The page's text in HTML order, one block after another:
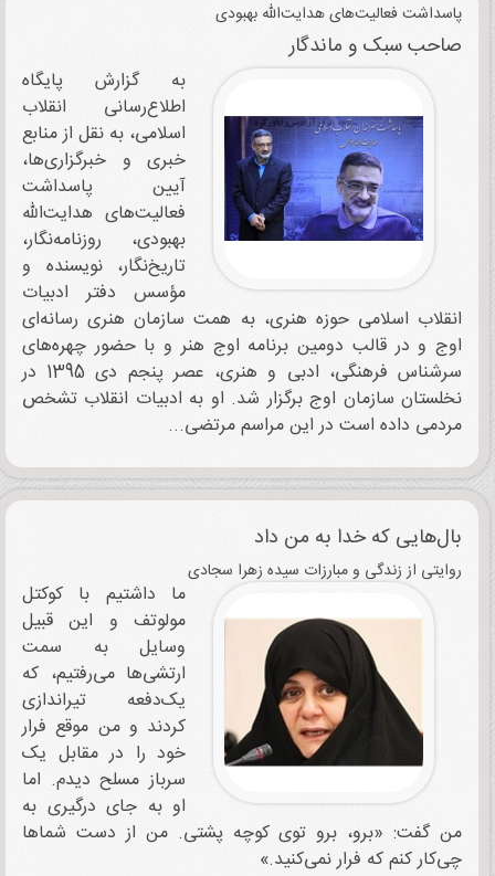
پاسداشت فعالیت‌های هدایت‌الله بهبودی
صاحب سبک و ماندگار
به گزارش پایگاه
اطلاع‌رسانی انقلاب
اسلامی، به نقل از منابع
خبری و خبرگزاری‌ها،
آیین پاسداشت
فعالیت‌های هدایت‌الله
بهبودی، روزنامه‌نگار،
تاریخ‌نگار، نویسنده و
مؤسس دفتر ادبیات
انقلاب اسلامی حوزه هنری، به همت سازمان هنری رسانه‌ای
اوج و در قالب دومین برنامه اوج هنر و با حضور چهره‌های
سرشناس فرهنگی، ادبی و هنری، عصر پنجم دی 1395 در
نخلستان سازمان اوج برگزار شد. او به ادبیات انقلاب تشخص
مردمی داده است در این مراسم مرتضی...
بال‌هایی که خدا به من داد
روایتی از زندگی و مبارزات سیده زهرا سجادی
ما داشتیم با کوکتل
مولوتف و این قبیل
وسایل به سمت
ارتشی‌ها می‌رفتیم، که
یک‌دفعه تیراندازی
کردند و من موقع فرار
خود را در مقابل یک
سرباز مسلح دیدم. اما
او به جای درگیری به
من گفت: «برو، برو توی کوچه پشتی. من از دست شماها
چی‌کار کنم که فرار نمی‌کنید.»